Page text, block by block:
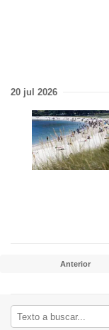
20 jul 2026
Anterior